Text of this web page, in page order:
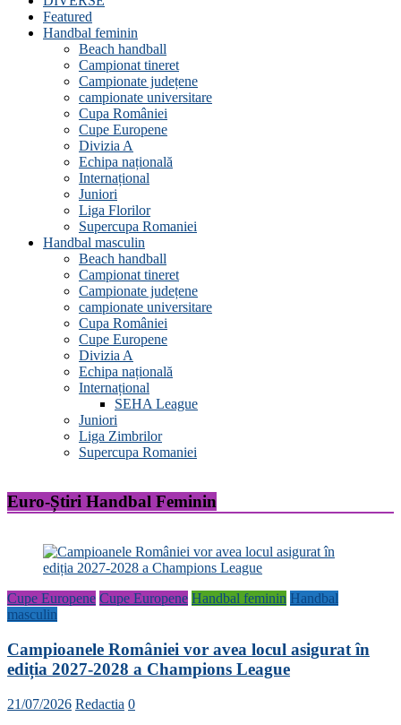
Featured
Handbal feminin
Beach handball
Campionat tineret
Campionate județene
campionate universitare
Cupa României
Cupe Europene
Divizia A
Echipa națională
Internațional
Juniori
Liga Florilor
Supercupa Romaniei
Handbal masculin
Beach handball
Campionat tineret
Campionate județene
campionate universitare
Cupa României
Cupe Europene
Divizia A
Echipa națională
Internațional
SEHA League
Juniori
Liga Zimbrilor
Supercupa Romaniei
Euro-Știri Handbal Feminin
Cupe Europene Cupe Europene Handbal feminin Handbal
masculin
Campioanele României vor avea locul asigurat în
ediția 2027-2028 a Champions League
21/07/2026 Redactia 0